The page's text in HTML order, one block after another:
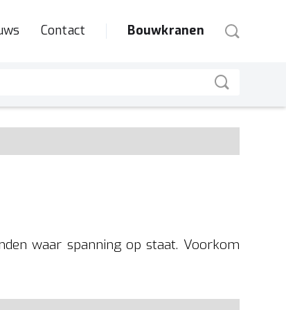
Contact Bouwkranen
waar spanning op staat. Voorkom